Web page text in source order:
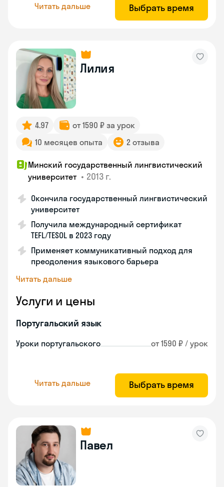
Читать дальше Выбрать время
Лилия
4.97
от 1590 ₽ за урок
10 месяцев опыта
2 отзыва
Минский государственный лингвистический
университет • 2013 г.
Окончила государственный лингвистический
университет
Получила международный сертификат
TEFL/TESOL в 2023 году
Применяет коммуникативный подход для
преодоления языкового барьера
Читать дальше
Услуги и цены
Португальский язык
Уроки португальского от 1590 ₽ / урок
Читать дальше Выбрать время
Павел